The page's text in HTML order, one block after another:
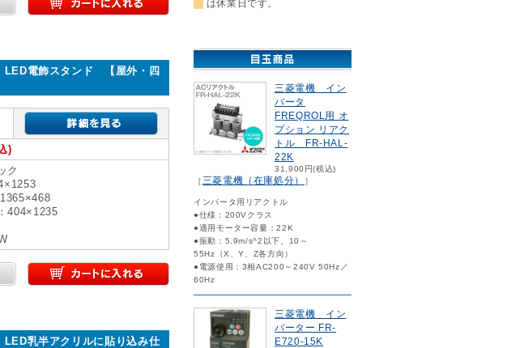
電飾スタンド 【屋外・四
)
ク
404×1235
乳半アクリルに貼り込み仕
三菱電機 イン
バータ
FREQROL用 オ
プション リアク
トル FR-HAL-
22K
31,900円(税込)
［三菱電機（在庫処分） ］
インバータ用リアクトル
●仕様：200Vクラス
●適用モーター容量：22K
●振動：5.9m/s^2以下、10～
55Hz（X、Y、Z各方向）
●電源使用：3相AC200～240V 50Hz／
60Hz
三菱電機 イン
バーター FR-
E720-15K